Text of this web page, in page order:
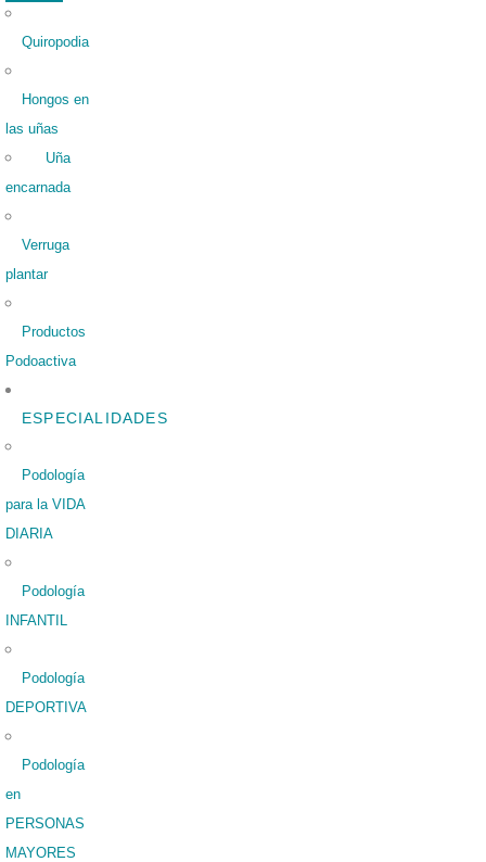
Quiropodia
Hongos en
las uñas
Uña
encarnada
Verruga
plantar
Productos
Podoactiva
ESPECIALIDADES
Podología
para la VIDA
DIARIA
Podología
INFANTIL
Podología
DEPORTIVA
Podología
en
PERSONAS
MAYORES